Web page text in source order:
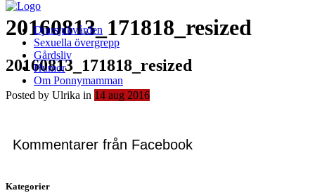
Djursjukvården
Sexuella övergrepp
Gårdsliv
Humor
Om Ponnymamman
20160813_171818_resized
20160813_171818_resized
Posted by Ulrika in 14 aug 2016
Kommentarer från Facebook
Kategorier